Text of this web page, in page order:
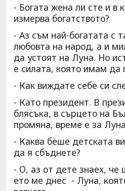
- Богата жена ли сте и в
измерва богатството?
- Аз съм най-богатата с
любовта на народ, а и
да устоят на Луна. Но
е силата, която имам да
- Как виждате себе си
- Като президент. В
блясъка, в сърцето на
промяна, време е за
- Каква беше детската
да я сбъднете?
- О, аз от дете знаех, че
ето ме днес - Луна,